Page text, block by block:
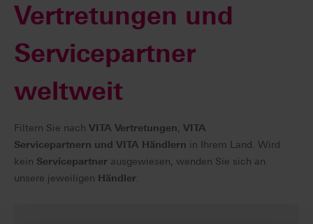
Vertretungen und
Servicepartner
weltweit
Filtern Sie nach VITA Vertretungen VITA
Servicepartnern und VITA Händlern in Ihrem Land. Wird
kein Servicepartner ausgewiesen, wenden Sie sich an
unsere jeweiligen Händler